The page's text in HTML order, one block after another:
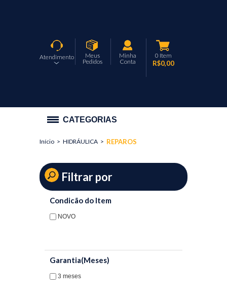
Atendimento
Meus
Pedidos
Minha
Conta
0 Item
R$0,00
CATEGORIAS
PROMOÇÃO
ILUMINAÇÃO
INTERRUPTOR E TOMADA
HIDRÁULICA
Início > HIDRÁULICA > REPAROS
Filtrar por
Condicão do Item
NOVO
Garantia(Meses)
3 meses